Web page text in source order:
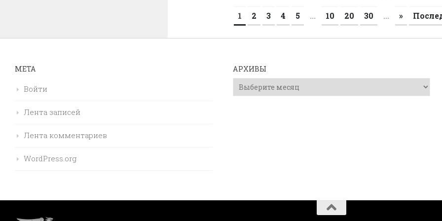
1 2 3 4 5 ... 10 20 30 ... »
МЕТА
Войти
Лента записей
Лента комментариев
WordPress.org
АРХИВЫ
Архивы